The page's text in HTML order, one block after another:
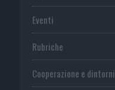
Eventi
Rubriche
Cooperazione e dintorni